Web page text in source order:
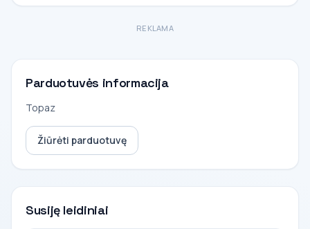
REKLAMA
Parduotuvės informacija
Topaz
Žiūrėti parduotuvę
Susiję leidiniai